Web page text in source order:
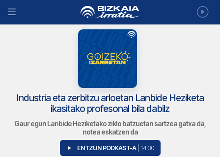
Industria eta zerbitzu arloetan Lanbide Heziketa
ikasitako profesonal bila dabilz
Gaur egun Lanbide Heziketako ziklo batzuetan sartzea gatxa da,
notea eskatzen da
ENTZUN PODKAST-A | 14:30